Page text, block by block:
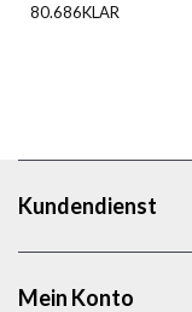
80.686KLAR
Kundendienst
Mein Konto